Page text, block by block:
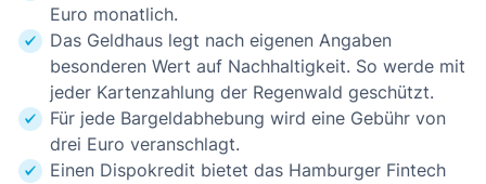
Euro monatlich.
Das Geldhaus legt nach eigenen Angaben
besonderen Wert auf Nachhaltigkeit. So werde mit
jeder Kartenzahlung der Regenwald geschützt.
Für jede Bargeldabhebung wird eine Gebühr von
drei Euro veranschlagt.
Einen Dispokredit bietet das Hamburger Fintech